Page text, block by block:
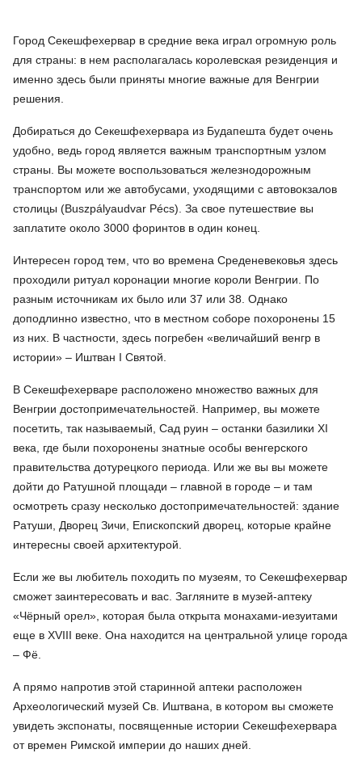
Город Секешфехервар в средние века играл огромную роль
для страны: в нем располагалась королевская резиденция и
именно здесь были приняты многие важные для Венгрии
решения.
Добираться до Секешфехервара из Будапешта будет очень
удобно, ведь город является важным транспортным узлом
страны. Вы можете воспользоваться железнодорожным
транспортом или же автобусами, уходящими с автовокзалов
столицы (Buszpályaudvar Pécs‎). За свое путешествие вы
заплатите около 3000 форинтов в один конец.
Интересен город тем, что во времена Среденевековья здесь
проходили ритуал коронации многие короли Венгрии. По
разным источникам их было или 37 или 38. Однако
доподлинно известно, что в местном соборе похоронены 15
из них. В частности, здесь погребен «величайший венгр в
истории» – Иштван I Святой.
В Секешфехерваре расположено множество важных для
Венгрии достопримечательностей. Например, вы можете
посетить, так называемый, Сад руин – останки базилики XI
века, где были похоронены знатные особы венгерского
правительства дотурецкого периода. Или же вы вы можете
дойти до Ратушной площади – главной в городе – и там
осмотреть сразу несколько достопримечательностей: здание
Ратуши, Дворец Зичи, Епископский дворец, которые крайне
интересны своей архитектурой.
Если же вы любитель походить по музеям, то Секешфехервар
сможет заинтересовать и вас. Загляните в музей-аптеку
«Чёрный орел», которая была открыта монахами-иезуитами
еще в XVIII веке. Она находится на центральной улице города
– Фё.
А прямо напротив этой старинной аптеки расположен
Археологический музей Св. Иштвана, в котором вы сможете
увидеть экспонаты, посвященные истории Секешфехервара
от времен Римской империи до наших дней.